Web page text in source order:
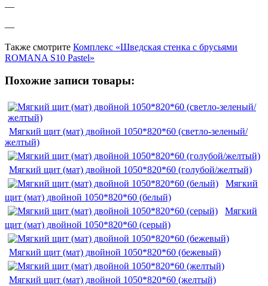
—
—
Также смотрите Комплекс «Шведская стенка с брусьями
ROMANA S10 Pastel»
Похожие записи товары:
Мягкий щит (мат) двойной 1050*820*60 (светло-зеленый/
желтый)
Мягкий щит (мат) двойной 1050*820*60 (голубой/желтый)
Мягкий
щит (мат) двойной 1050*820*60 (белый)
Мягкий
щит (мат) двойной 1050*820*60 (серый)
Мягкий щит (мат) двойной 1050*820*60 (бежевый)
Мягкий щит (мат) двойной 1050*820*60 (желтый)